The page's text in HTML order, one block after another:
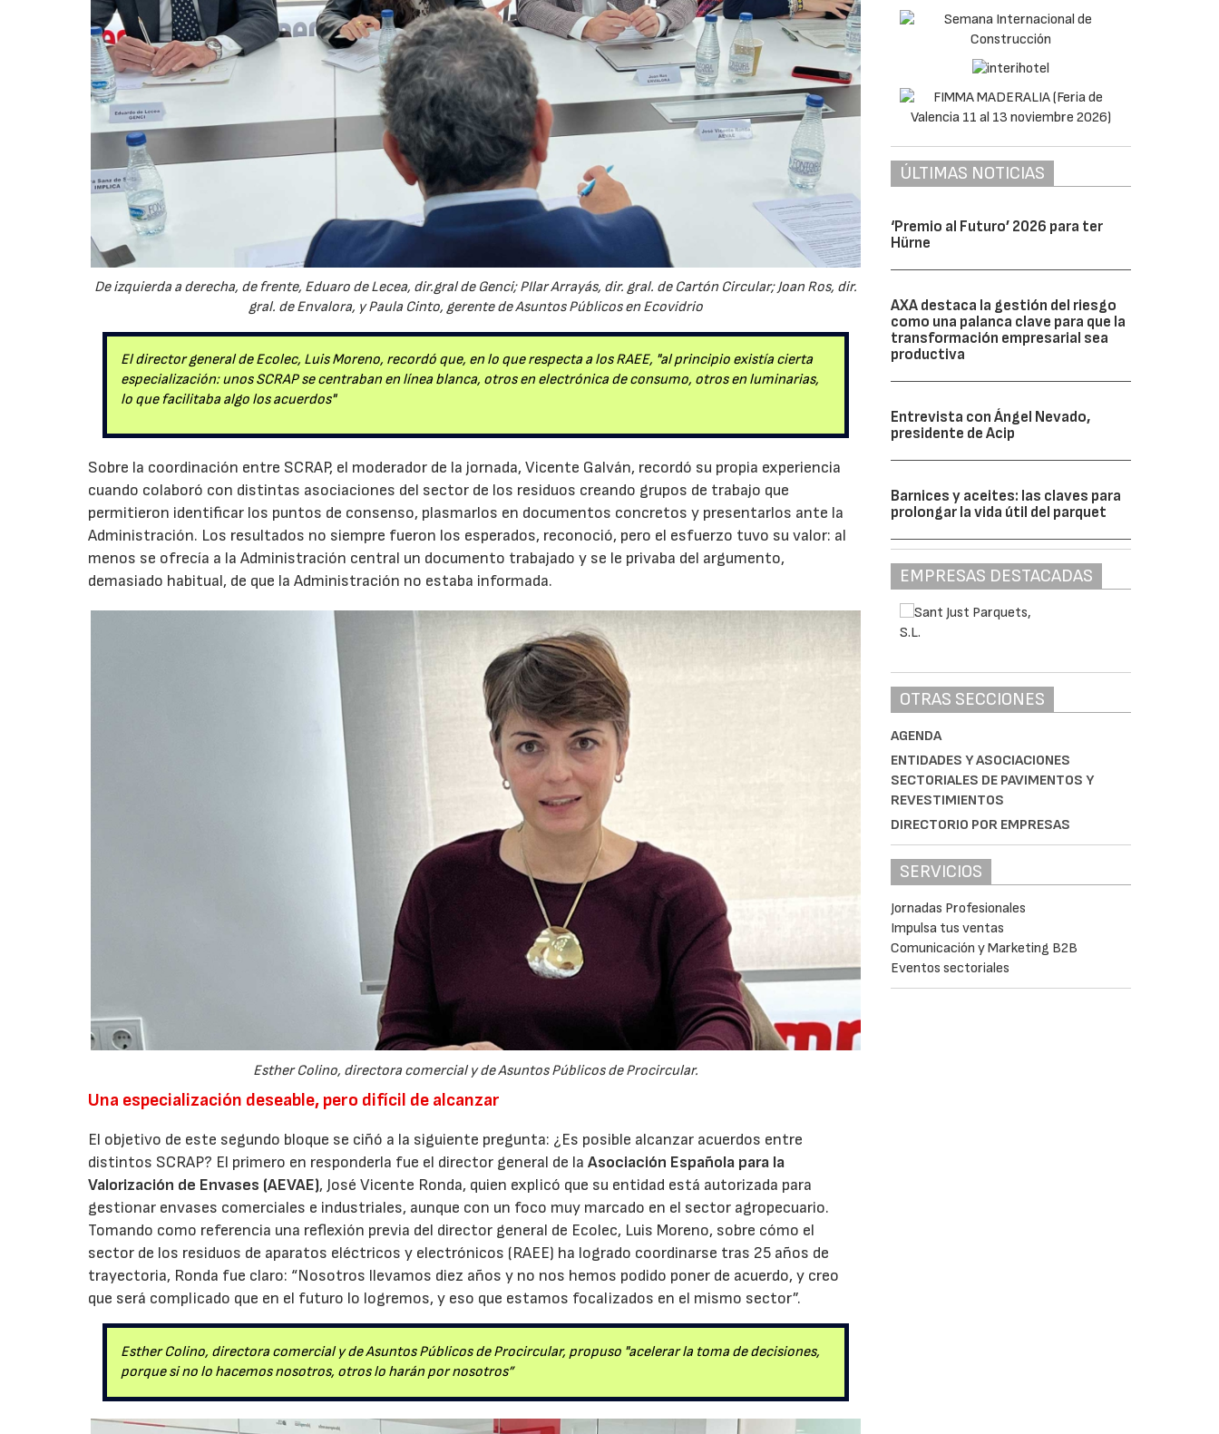
De izquierda a derecha, de frente, Eduaro de Lecea, dir.gral de Genci; PIlar Arrayás, dir. gral. de Cartón Circular; Joan Ros, dir.
gral. de Envalora, y Paula Cinto, gerente de Asuntos Públicos en Ecovidrio
El director general de Ecolec, Luis Moreno, recordó que, en lo que respecta a los RAEE, "al principio existía cierta
especialización: unos SCRAP se centraban en línea blanca, otros en electrónica de consumo, otros en luminarias,
lo que facilitaba algo los acuerdos"
Sobre la coordinación entre SCRAP, el moderador de la jornada, Vicente Galván, recordó su propia experiencia
cuando colaboró con distintas asociaciones del sector de los residuos creando grupos de trabajo que
permitieron identificar los puntos de consenso, plasmarlos en documentos concretos y presentarlos ante la
Administración. Los resultados no siempre fueron los esperados, reconoció, pero el esfuerzo tuvo su valor: al
menos se ofrecía a la Administración central un documento trabajado y se le privaba del argumento,
demasiado habitual, de que la Administración no estaba informada.
Esther Colino, directora comercial y de Asuntos Públicos de Procircular.
Una especialización deseable, pero difícil de alcanzar
El objetivo de este segundo bloque se ciñó a la siguiente pregunta: ¿Es posible alcanzar acuerdos entre
distintos SCRAP? El primero en responderla fue el director general de laAsociación Española para la
Valorización de Envases (AEVAE), José Vicente Ronda, quien explicó que su entidad está autorizada para
gestionar envases comerciales e industriales, aunque con un foco muy marcado en el sector agropecuario.
Tomando como referencia una reflexión previa del director general de Ecolec, Luis Moreno, sobre cómo el
sector de los residuos de aparatos eléctricos y electrónicos (RAEE) ha logrado coordinarse tras 25 años de
trayectoria, Ronda fue claro: “Nosotros llevamos diez años y no nos hemos podido poner de acuerdo, y creo
que será complicado que en el futuro lo logremos, y eso que estamos focalizados en el mismo sector”.
Esther Colino, directora comercial y de Asuntos Públicos de Procircular, propuso "acelerar la toma de decisiones,
porque si no lo hacemos nosotros, otros lo harán por nosotros”
ÚLTIMAS NOTICIAS
‘Premio al Futuro’ 2026 para ter
Hürne
AXA destaca la gestión del riesgo
como una palanca clave para que la
transformación empresarial sea
productiva
Entrevista con Ángel Nevado,
presidente de Acip
Barnices y aceites: las claves para
prolongar la vida útil del parquet
EMPRESAS DESTACADAS
OTRAS SECCIONES
AGENDA
ENTIDADES Y ASOCIACIONES
SECTORIALES DE PAVIMENTOS Y
REVESTIMIENTOS
DIRECTORIO POR EMPRESAS
SERVICIOS
Jornadas Profesionales
Impulsa tus ventas
Comunicación y Marketing B2B
Eventos sectoriales